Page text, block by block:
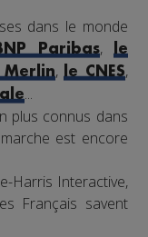
dans le monde
Paribas,
le
Merlin,le CNES,
...
plus connus dans
est encore
Harris Interactive,
Français savent